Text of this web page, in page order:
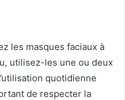
les masques faciaux à
utilisez-les une ou deux
quotidienne
de respecter la